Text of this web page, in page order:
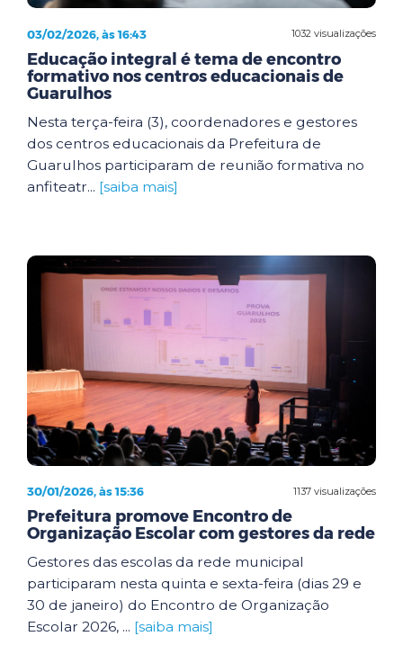
1032 visualizações
03/02/2026, às 16:43
Educação integral é tema de encontro
formativo nos centros educacionais de
Guarulhos
Nesta terça-feira (3), coordenadores e gestores
dos centros educacionais da Prefeitura de
Guarulhos participaram de reunião formativa no
anfiteatr... [saiba mais]
1137 visualizações
30/01/2026, às 15:36
Prefeitura promove Encontro de
Organização Escolar com gestores da rede
Gestores das escolas da rede municipal
participaram nesta quinta e sexta-feira (dias 29 e
30 de janeiro) do Encontro de Organização
Escolar 2026, ... [saiba mais]